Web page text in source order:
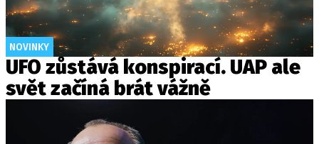
NOVINKY
UFO zůstává konspirací. UAP ale
svět začíná brát vážně